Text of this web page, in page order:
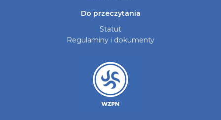
Do przeczytania
Statut
Regulaminy i dokumenty